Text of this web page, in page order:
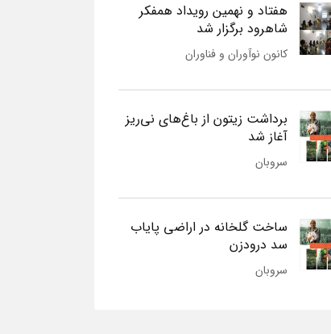
هفتاد و نهمین رویداد همفکر
شاهرود برگزار شد
کانون نوآوران و فناوران
برداشت زیتون از باغ‌های نی‌ریز
آغاز شد
سروبان
ساخت گلخانه در اراضی پایاب
سد درودزن
سروبان